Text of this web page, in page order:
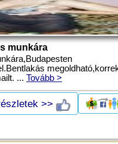
munkára
... Tovább >
>>